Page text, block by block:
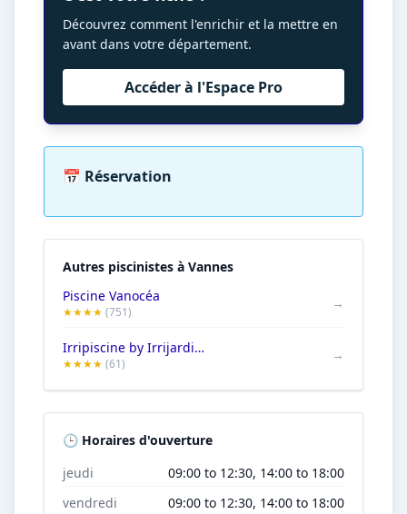
Découvrez comment l'enrichir et la mettre en
avant dans votre département.
Accéder à l'Espace Pro
📅 Réservation
Autres piscinistes à Vannes
Piscine Vanocéa
★★★★ (751)
→
Irripiscine by Irrijardin Vannes
★★★★ (61)
→
🕒 Horaires d'ouverture
jeudi
09:00 to 12:30, 14:00 to 18:00
vendredi
09:00 to 12:30, 14:00 to 18:00